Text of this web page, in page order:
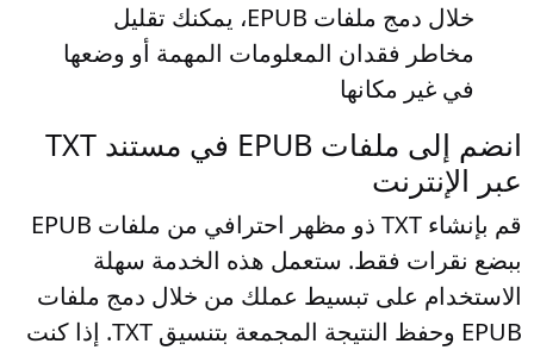
خلال دمج ملفات EPUB، يمكنك تقليل
مخاطر فقدان المعلومات المهمة أو وضعها
في غير مكانها
انضم إلى ملفات EPUB في مستند TXT
عبر الإنترنت
قم بإنشاء TXT ذو مظهر احترافي من ملفات EPUB
ببضع نقرات فقط. ستعمل هذه الخدمة سهلة
الاستخدام على تبسيط عملك من خلال دمج ملفات
EPUB وحفظ النتيجة المجمعة بتنسيق TXT. إذا كنت